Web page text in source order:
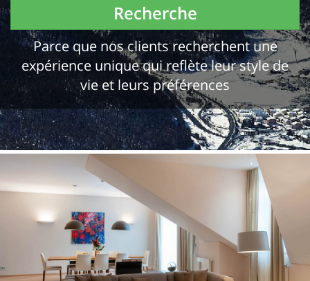
Recherche
Parce que nos clients recherchent une
expérience unique qui reflète leur style de
vie et leurs préférences